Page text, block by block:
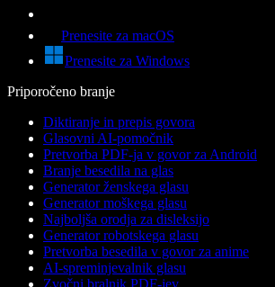
Prenesite za macOS
Prenesite za Windows
Priporočeno branje
Diktiranje in prepis govora
Glasovni AI-pomočnik
Pretvorba PDF-ja v govor za Android
Branje besedila na glas
Generator ženskega glasu
Generator moškega glasu
Najboljša orodja za disleksijo
Generator robotskega glasu
Pretvorba besedila v govor za anime
AI-spreminjevalnik glasu